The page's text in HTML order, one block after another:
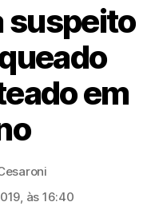
suspeito
em
às 16:40